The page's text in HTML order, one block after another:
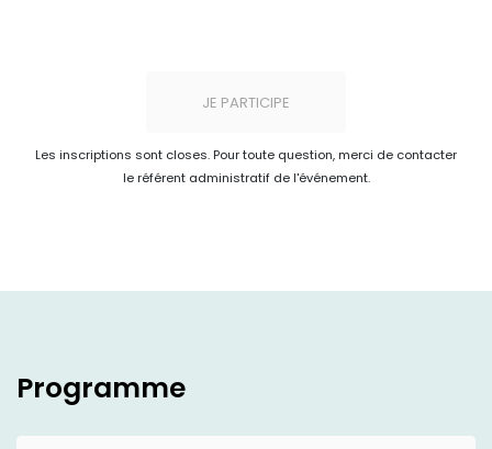
JE PARTICIPE
Les inscriptions sont closes. Pour toute question, merci de contacter
le référent administratif de l'événement.
Programme